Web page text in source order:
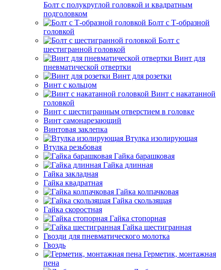
Болт с полукруглой головкой и квадратным
подголовком
Болт с Т-образной
головкой
Болт с
шестигранной головкой
Винт для
пневматической отвертки
Винт для розетки
Винт с кольцом
Винт с накатанной
головкой
Винт с шестигранным отверстием в головке
Винт самонарезающий
Винтовая заклепка
Втулка изолирующая
Втулка резьбовая
Гайка барашковая
Гайка длинная
Гайка закладная
Гайка квадратная
Гайка колпачковая
Гайка скользящая
Гайка скоростная
Гайка стопорная
Гайка шестигранная
Гвозди для пневматического молотка
Гвоздь
Герметик, монтажная
пена